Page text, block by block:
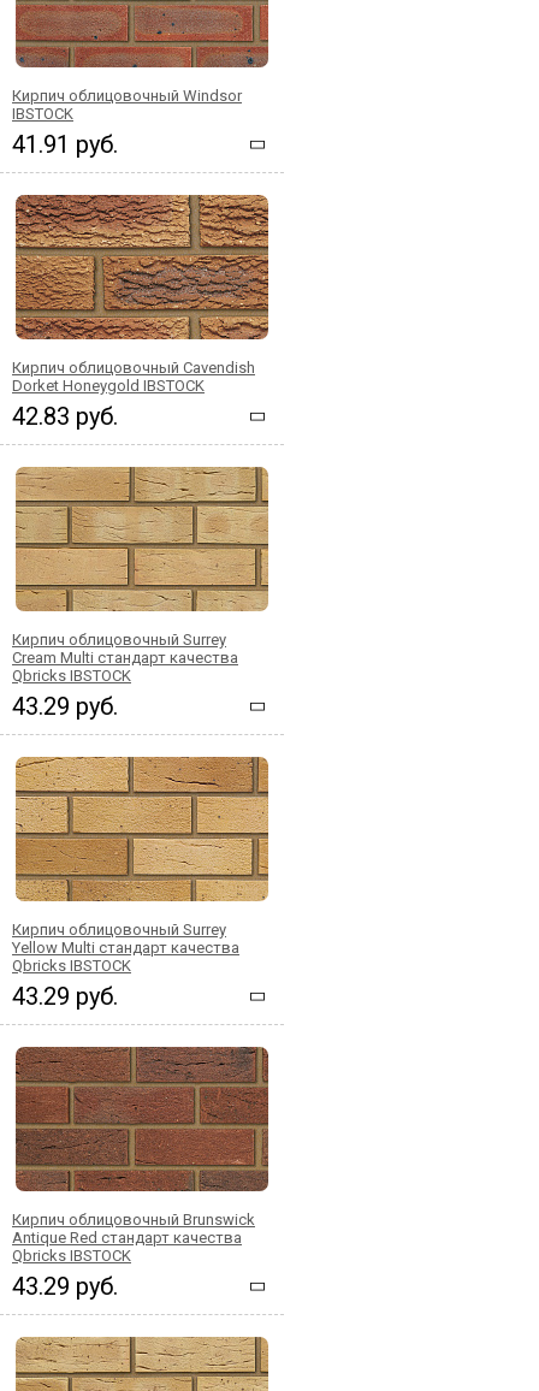
Кирпич облицовочный Windsor
IBSTOCK
41.91 руб.
Кирпич облицовочный Cavendish
Dorket Honeygold IBSTOCK
42.83 руб.
Кирпич облицовочный Surrey
Cream Multi стандарт качества
Qbricks IBSTOCK
43.29 руб.
Кирпич облицовочный Surrey
Yellow Multi стандарт качества
Qbricks IBSTOCK
43.29 руб.
Кирпич облицовочный Brunswick
Antique Red стандарт качества
Qbricks IBSTOCK
43.29 руб.